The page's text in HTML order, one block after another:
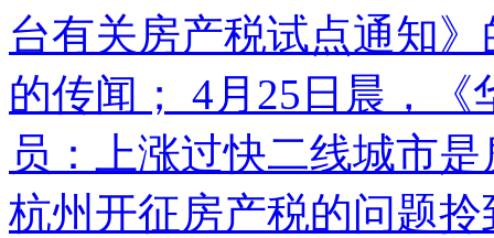
台有关房产税试点通知
的传闻； 4月25日晨，
员：上涨过快二线城市
杭州开征房产税的问题